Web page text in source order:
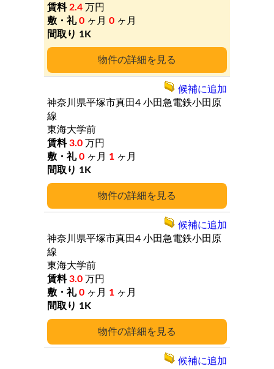
詳細
2.4 万円
0 ヶ月 0 ヶ月
1K
詳細
神奈川県平塚市真田4 小田急電鉄小田原
線
東海大学前
3.0 万円
0 ヶ月 1 ヶ月
1K
候補に追加
詳細
神奈川県平塚市真田4 小田急電鉄小田原
線
東海大学前
3.0 万円
0 ヶ月 1 ヶ月
1K
候補に追加
候補に追加